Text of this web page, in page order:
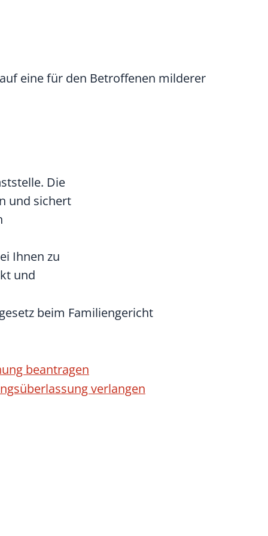
eine für den Betroffenen milderer
Die
und sichert
Ihnen zu
und
beim Familiengericht
beantragen
verlangen